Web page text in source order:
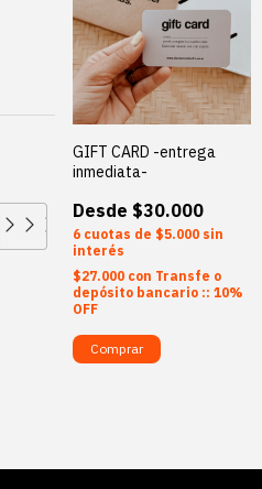
GIFT CARD -entrega
inmediata-
$30.000
6 $5.000 sin
interés
$27.000 con Transfe o
depósito bancario :: 10%
OFF
Comprar